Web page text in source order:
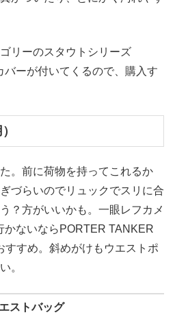
リーのスタウトシリーズ
バーが付いてくるので、購入す
。前に荷物を持ってこれるか
づらいのでリュックでスリに合
？方がいいかも。一眼レフカメ
かないならPORTER TANKER
すすめ。斜めがけもウエストポ
。
ストバッグ